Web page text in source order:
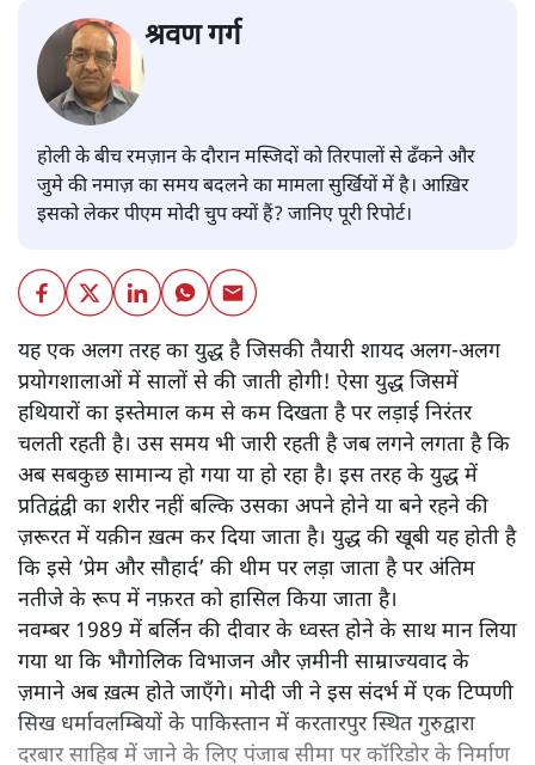
श्रवण गर्ग
होली के बीच रमज़ान के दौरान मस्जिदों को तिरपालों से ढँकने और
जुमे की नमाज़ का समय बदलने का मामला सुर्खियों में है। आख़िर
इसको लेकर पीएम मोदी चुप क्यों हैं? जानिए पूरी रिपोर्ट।
यह एक अलग तरह का युद्ध है जिसकी तैयारी शायद अलग-अलग
प्रयोगशालाओं में सालों से की जाती होगी! ऐसा युद्ध जिसमें
हथियारों का इस्तेमाल कम से कम दिखता है पर लड़ाई निरंतर
चलती रहती है। उस समय भी जारी रहती है जब लगने लगता है कि
अब सबकुछ सामान्य हो गया या हो रहा है। इस तरह के युद्ध में
प्रतिद्वंद्वी का शरीर नहीं बल्कि उसका अपने होने या बने रहने की
ज़रूरत में यक़ीन ख़त्म कर दिया जाता है। युद्ध की खूबी यह होती है
कि इसे ‘प्रेम और सौहार्द’ की थीम पर लड़ा जाता है पर अंतिम
नतीजे के रूप में नफ़रत को हासिल किया जाता है।
नवम्बर 1989 में बर्लिन की दीवार के ध्वस्त होने के साथ मान लिया
गया था कि भौगोलिक विभाजन और ज़मीनी साम्राज्यवाद के
ज़माने अब ख़त्म होते जाएँगे। मोदी जी ने इस संदर्भ में एक टिप्पणी
सिख धर्मावलम्बियों के पाकिस्तान में करतारपुर स्थित गुरुद्वारा
दरबार साहिब में जाने के लिए पंजाब सीमा पर कॉरिडोर के निर्माण